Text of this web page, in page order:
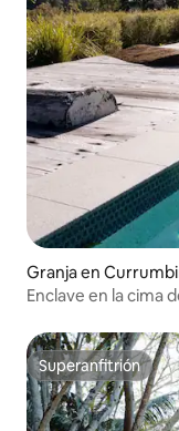
Granja en
Enclave en la cima
Superanfitrión
Superanfitrión